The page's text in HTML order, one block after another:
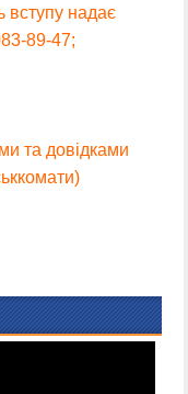
вступу надає
89-47;
та довідками